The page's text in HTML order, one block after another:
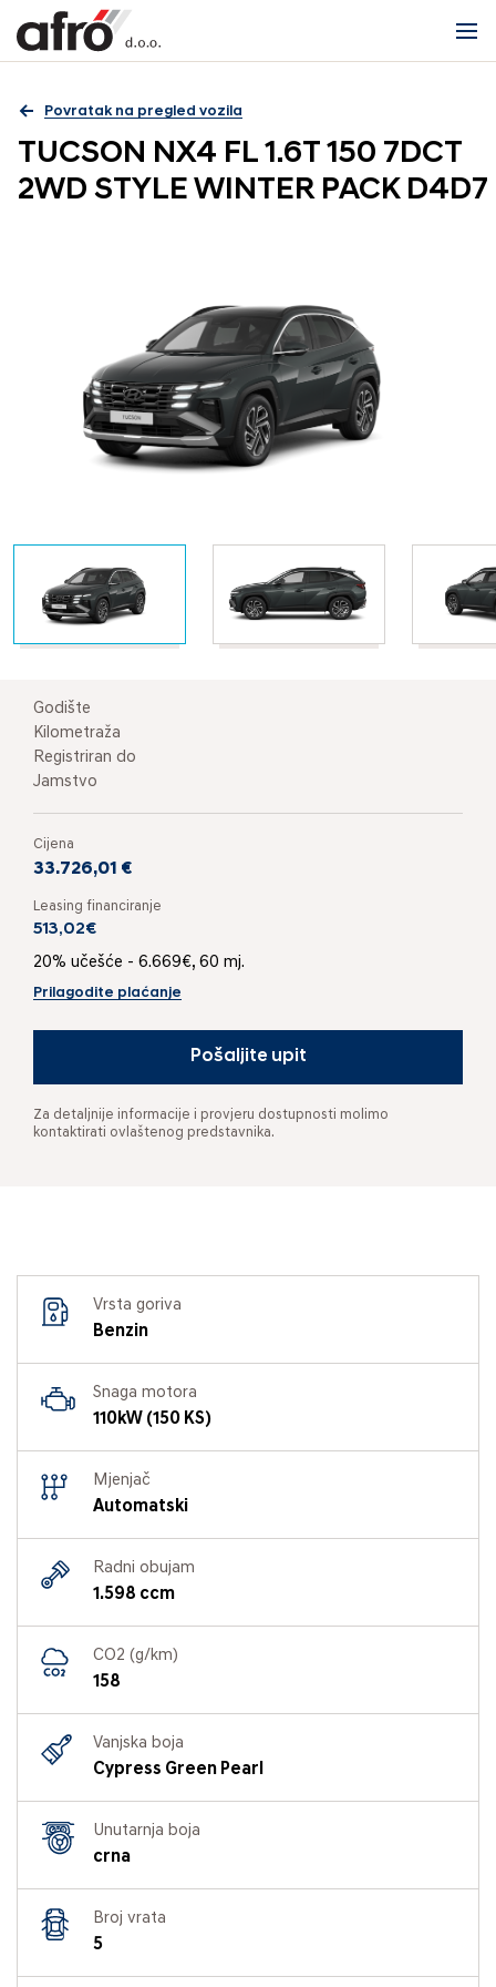
Povratak na pregled vozila
TUCSON NX4 FL 1.6T 150 7DCT
2WD STYLE WINTER PACK D4D7
Godište
Kilometraža
Registriran do
Jamstvo
Cijena
33.726,01 €
Leasing financiranje
513,02€
20% učešće - 6.669€, 60 mj.
Prilagodite plaćanje
Pošaljite upit
Za detaljnije informacije i provjeru dostupnosti molimo
kontaktirati ovlaštenog predstavnika.
Vrsta goriva
Benzin
Snaga motora
110kW (150 KS)
Mjenjač
Automatski
Radni obujam
1.598 ccm
CO2 (g/km)
158
Vanjska boja
Cypress Green Pearl
Unutarnja boja
crna
Broj vrata
5